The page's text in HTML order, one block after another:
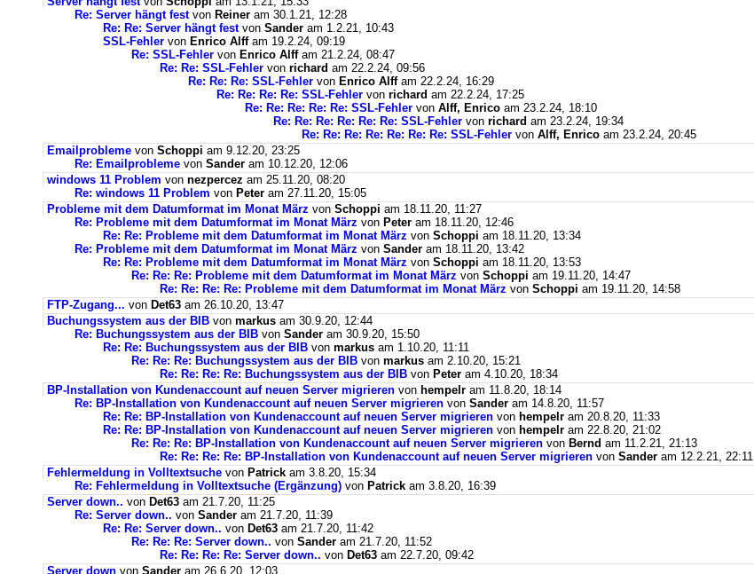
Re: Server hängt festvon Reiner am 30.1.21, 12:28
Re: Re: Server hängt festvon Sander am 1.2.21, 10:43
SSL-Fehler von Enrico Alffam 19.2.24, 09:19
Re: SSL-Fehler von Enrico Alffam 21.2.24, 08:47
Re: Re: SSL-Fehler von richard am 22.2.24, 09:56
Re: Re: Re: SSL-Fehler von Enrico Alffam 22.2.24, 16:29
Re: Re: Re: Re: SSL-Fehler von richard am 22.2.24, 17:25
Re: Re: Re: Re: Re: SSL-Fehler von Alff, Enrico am 23.2.24, 18:10
Re: Re: Re: Re: Re: Re: SSL-Fehler von richard am 23.2.24, 19:34
Re: Re: Re: Re: Re: Re: Re: SSL-Fehler von Alff, Enrico am 23.2.24, 20:45
Emailprobleme von Schoppi am 9.12.20, 23:25
Re: Emailprobleme von Sander am 10.12.20, 12:06
windows 11 Problem von nezpercez am 25.11.20, 08:20
Re: windows 11 Problem von Peter am 27.11.20, 15:05
Probleme mit dem Datumformat im Monat März von Schoppi am 18.11.20, 11:27
Re: Probleme mit dem Datumformat im Monat März von Peter am 18.11.20, 12:46
Re: Re: Probleme mit dem Datumformat im Monat März von Schoppi am 18.11.20, 13:34
Re: Probleme mit dem Datumformat im Monat März von Sander am 18.11.20, 13:42
Re: Re: Probleme mit dem Datumformat im Monat März von Schoppi am 18.11.20, 13:53
Re: Re: Re: Probleme mit dem Datumformat im Monat März von Schoppi am 19.11.20, 14:47
Re: Re: Re: Re: Probleme mit dem Datumformat im Monat März von Schoppi am 19.11.20, 14:58
FTP-Zugang... von Det63 am 26.10.20, 13:47
Buchungssystem aus der BIB von markus am 30.9.20, 12:44
Re: Buchungssystem aus der BIB von Sander am 30.9.20, 15:50
Re: Re: Buchungssystem aus der BIB von markus am 1.10.20, 11:11
Re: Re: Re: Buchungssystem aus der BIB von markus am 2.10.20, 15:21
Re: Re: Re: Re: Buchungssystem aus der BIB von Peter am 4.10.20, 18:34
BP-Installation von Kundenaccount auf neuen Server migrieren von hempelr am 11.8.20, 18:14
Re: BP-Installation von Kundenaccount auf neuen Server migrieren von Sander am 14.8.20, 11:57
Re: Re: BP-Installation von Kundenaccount auf neuen Server migrieren von hempelr am 20.8.20, 11:33
Re: Re: BP-Installation von Kundenaccount auf neuen Server migrieren von hempelr am 22.8.20, 21:02
Re: Re: Re: BP-Installation von Kundenaccount auf neuen Server migrieren von Bernd am 11.2.21, 21:13
Re: Re: Re: Re: BP-Installation von Kundenaccount auf neuen Server migrieren von Sander am 12.2.21, 22:11
Fehlermeldung in Volltextsuche von Patrick am 3.8.20, 15:34
Re: Fehlermeldung in Volltextsuche (Ergänzung) von Patrick am 3.8.20, 16:39
Server down.. von Det63 am 21.7.20, 11:25
Re: Server down.. von Sander am 21.7.20, 11:39
Re: Re: Server down.. von Det63 am 21.7.20, 11:42
Re: Re: Re: Server down.. von Sander am 21.7.20, 11:52
Re: Re: Re: Re: Server down.. von Det63 am 22.7.20, 09:42
Server down von Sander am 26.6.20, 12:03